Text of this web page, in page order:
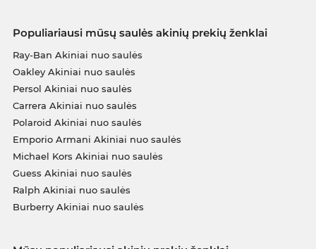
Populiariausi mūsų saulės akinių prekių ženklai
Ray-Ban Akiniai nuo saulės
Oakley Akiniai nuo saulės
Persol Akiniai nuo saulės
Carrera Akiniai nuo saulės
Polaroid Akiniai nuo saulės
Emporio Armani Akiniai nuo saulės
Michael Kors Akiniai nuo saulės
Guess Akiniai nuo saulės
Ralph Akiniai nuo saulės
Burberry Akiniai nuo saulės